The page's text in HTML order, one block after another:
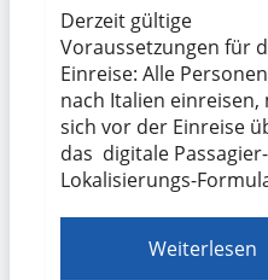
Derzeit gültige
Voraussetzungen für
Einreise: Alle
nach Italien einreisen,
sich vor der Einreise
das digitale Passagier-
Lokalisierungs-
Weiterlesen